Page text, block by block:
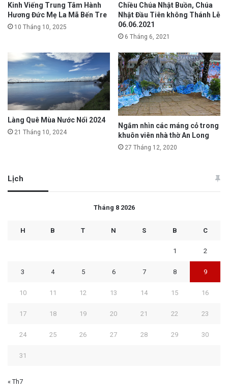
Kinh Viếng Trung Tâm Hành
Hương Đức Mẹ La Mã Bến Tre
10 Tháng 10, 2025
Chiều Chúa Nhật Buồn, Chúa
Nhật Đầu Tiên không Thánh Lễ
06.06.2021
6 Tháng 6, 2021
Làng Quê Mùa Nước Nổi 2024
21 Tháng 10, 2024
Ngắm nhìn các máng cỏ trong
khuôn viên nhà thờ An Long
27 Tháng 12, 2020
Lịch
Tháng 8 2026
H B T N S B C
1 2
3 4 5 6 7 8 9
10 11 12 13 14 15 16
17 18 19 20 21 22 23
24 25 26 27 28 29 30
31
« Th7